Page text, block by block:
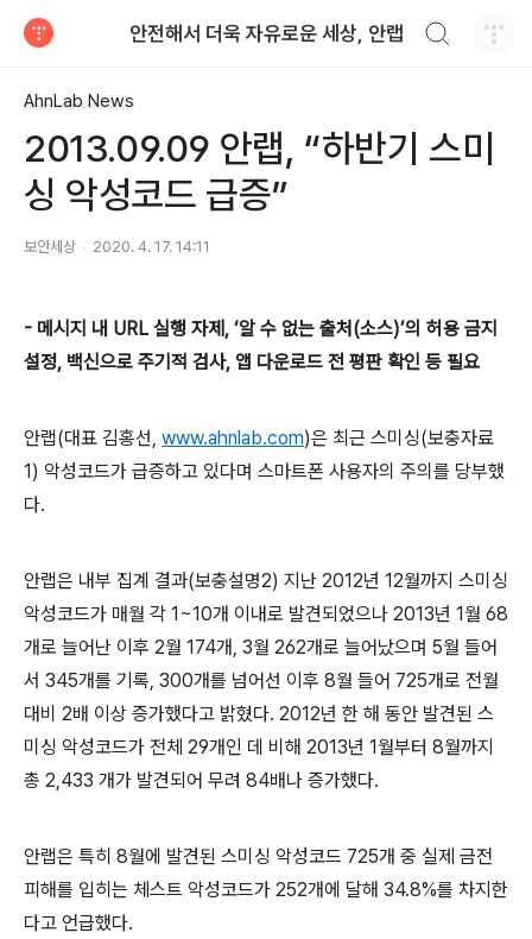
안전해서 더욱 자유로운 세상, 안랩
AhnLab News
2013.09.09 안랩, “하반기 스미
싱 악성코드 급증”
보안세상 2020. 4. 17. 14:11
- 메시지 내 URL 실행 자제 , ‘알 수 없는 출처 (소스)’의 허용 금지
설정, 백신으로 주기적 검사, 앱 다운로드 전 평판 확인 등 필요
안랩(대표 김홍선, www.ahnlab.com)은 최근 스미싱(보충자료
1) 악성코드가 급증하고 있다며 스마트폰 사용자의 주의를 당부했
다.
안랩은 내부 집계 결과(보충설명2) 지난 2012년 12월까지 스미싱
악성코드가 매월 각 1~10개 이내로 발견되었으나 2013년 1월 68
개로 늘어난 이후 2월 174개, 3월 262개로 늘어났으며 5월 들어
서 345개를 기록, 300개를 넘어선 이후 8월 들어 725개로 전월
대비 2배 이상 증가했다고 밝혔다. 2012년 한 해 동안 발견된 스
미싱 악성코드가 전체 29개인 데 비해 2013년 1월부터 8월까지
총 2,433 개가 발견되어 무려 84배나 증가했다.
안랩은 특히 8월에 발견된 스미싱 악성코드 725개 중 실제 금전
피해를 입히는 체스트 악성코드가 252개에 달해 34.8%를 차지한
다고 언급했다.